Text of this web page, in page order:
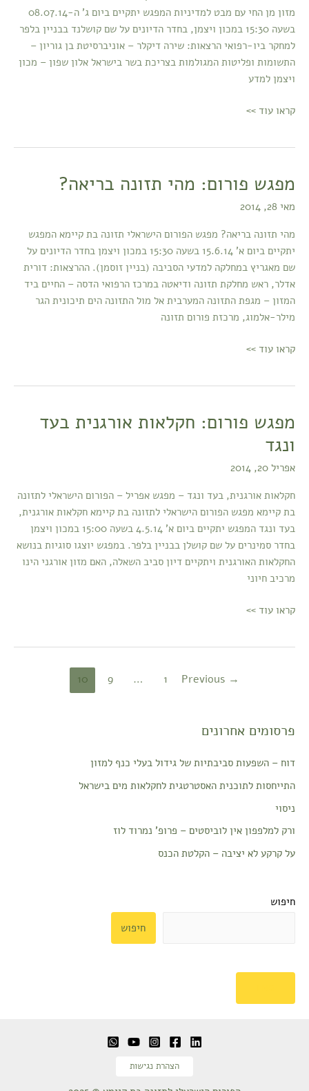
מזון מן החי עם מבט למדיניות המפגש יתקיים ביום ג' ה-08.07.14
בשעה 15:30 במכון ויצמן, בחדר הדיונים על שם קושלנד בבניין בלפר
למחקר ביו-רפואי הרצאות: שירה דיקלר – אוניברסיטת בן גוריון –
התשומות ופליטות המגולמות בצריכת בשר בישראל אלון שפון – מכון
ויצמן למדע
קראו עוד >>
מפגש פורום: מהי תזונה בריאה?
מאי 28, 2014
מהי תזונה בריאה? מפגש הפורום הישראלי תזונה בת קיימא המפגש
יתקיים ביום א' 15.6.14 בשעה 15:30 במכון ויצמן בחדר הדיונים על
שם מאגריץ במחלקה למדעי הסביבה (בניין זוסמן). ההרצאות: דורית
אדלר, ראש מחלקת תזונה ודיאטה במרכז הרפואי הדסה – החיים ביד
המזון – מגפת התזונה המערבית אל מול התזונה הים תיכונית הגר
מילר-אלמוג, מרכזת פורום תזונה
מפגש
מהי
תזונה
בריאה?
קראו עוד >>
מפגש פורום: חקלאות אורגנית בעד
ונגד
אפריל 20, 2014
חקלאות אורגנית, בעד ונגד – מפגש אפריל – הפורום הישראלי לתזונה
בת קיימא מפגש הפורום הישראלי לתזונה בת קיימא חקלאות אורגנית,
בעד ונגד המפגש יתקיים ביום א' 4.5.14 בשעה 15:00 במכון ויצמן
בחדר סמינרים על שם קושלן בבניין בלפר. במפגש יוצגו סוגיות בנושא
החקלאות האורגנית ויתקיים דיון סביב השאלה, האם מזון אורגני הינו
מרכיב חיוני
מפגש
חקלאות
אורגנית
ונגד
קראו עוד >>
→
Previous
1
…
9
10
פרסומים אחרונים
דוח – השפעות סביבתיות של גידול בעלי כנף למזון
התייחסות לתוכנית האסטרטגית לחקלאות מים בישראל
ניסוי
ורק למלפפון אין לוביסטים – פרופ' נמרוד לוז
על קרקע לא יציבה – הקלטת הכנס
חיפוש
חיפוש
הצהרת נגישות